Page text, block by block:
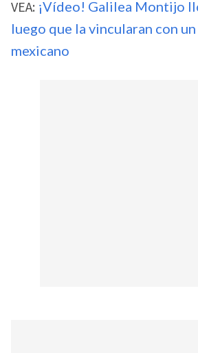
VEA: ¡Vídeo! Galilea Montijo
luego que la vincularan con
mexicano